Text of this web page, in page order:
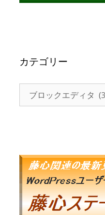
カテゴリー